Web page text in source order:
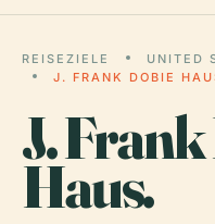
REISEZIELE UNITED
J. FRANK DOBIE
J.Frank
Haus.